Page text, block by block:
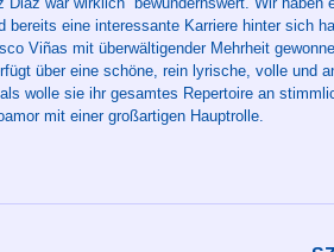
bereits eine interessante Karriere hinter sich
Viñas mit überwältigender Mehrheit
über eine schöne, rein lyrische, volle und
wolle sie ihr gesamtes Repertoire an
mit einer großartigen Hauptrolle.